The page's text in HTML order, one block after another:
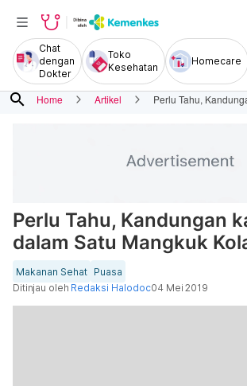
Chat
dengan
Dokter
Toko
Kesehatan
Homecare
search Home Artikel Perlu Tahu,
Perlu Tahu, Kandungan
dalam Satu Mangkuk
Makanan Sehat Puasa
Ditinjau oleh Redaksi Halodoc04 Mei 2019